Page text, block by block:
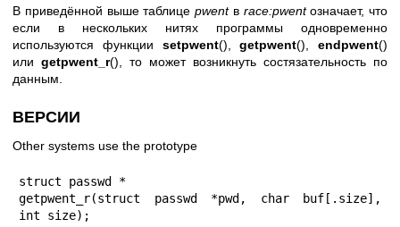
В приведённой выше таблице pwentв race:pwentозначает, что
если в нескольких нитях программы одновременно
используются функции setpwent(),getpwent(), endpwent()
или getpwent_r(), то может возникнуть состязательность по
данным.
ВЕРСИИ
Other systems use the prototype
struct passwd *
getpwent_r(struct passwd *pwd, char buf[.size],
int size);